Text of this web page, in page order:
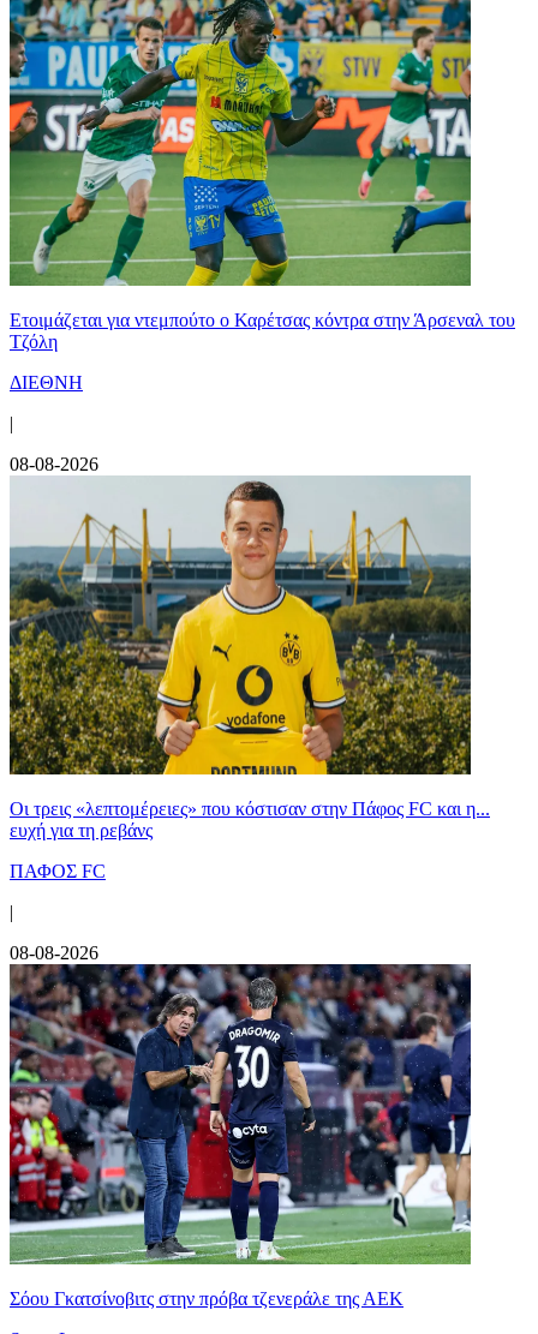
Ετοιμάζεται για ντεμπούτο ο Καρέτσας κόντρα στην Άρσεναλ του
Τζόλη
ΔΙΕΘΝΗ
|
08-08-2026
Οι τρεις «λεπτομέρειες» που κόστισαν στην Πάφος FC και η...
ευχή για τη ρεβάνς
ΠΑΦΟΣ FC
|
08-08-2026
Σόου Γκατσίνοβιτς στην πρόβα τζενεράλε της ΑΕΚ